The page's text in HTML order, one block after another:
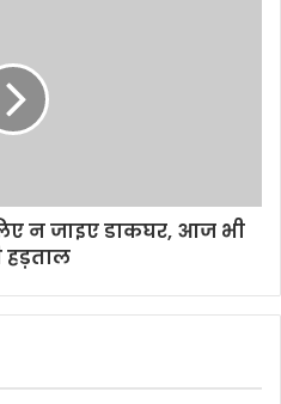
लिए न जाइए डाकघर, आज भी
हड़ताल